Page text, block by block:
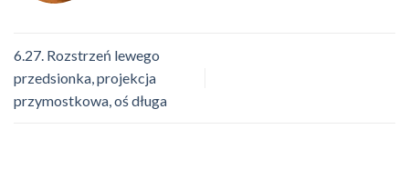
6.27. Rozstrzeń lewego
przedsionka, projekcja
przymostkowa, oś długa